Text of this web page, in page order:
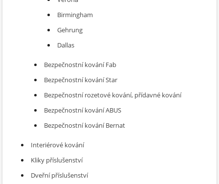
Birmingham
Gehrung
Dallas
Bezpečnostní kování Fab
Bezpečnostní kování Star
Bezpečnostní rozetové kování, přídavné kování
Bezpečnostní kování ABUS
Bezpečnostní kování Bernat
Interiérové kování
Kliky příslušenství
Dveřní příslušenství